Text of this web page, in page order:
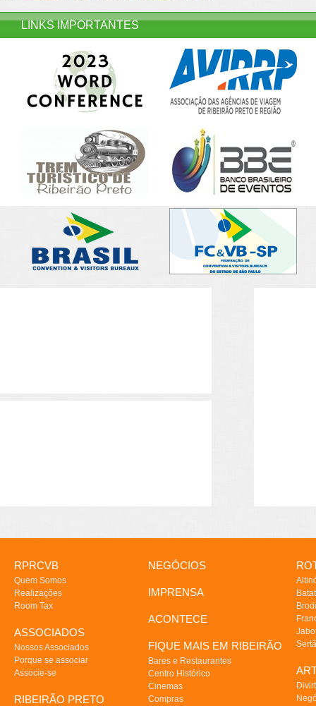
LINKS IMPORTANTES
RPRCVB
Quem Somos
Realizações
Room Tax
ASSOCIADOS
Nossos Associados
Porque se associar
Associe-se
RIBEIRÃO PRETO
NEGÓCIOS
IMPRENSA
ACONTECE
FIQUE MAIS EM RIBEIRÃO
Bares e Restaurantes
Centro Histórico
Cinemas
Compras